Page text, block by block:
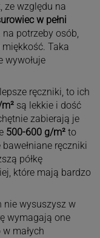
ze względu na
w pełni
potrzeby osób,
Taka
wywołuje
ręczniki, to ich
są lekkie i dość
zabierają je
500-600 g/m²to
ręczniki
półkę
które mają bardzo
nie wysuszysz w
wymagają one
małych